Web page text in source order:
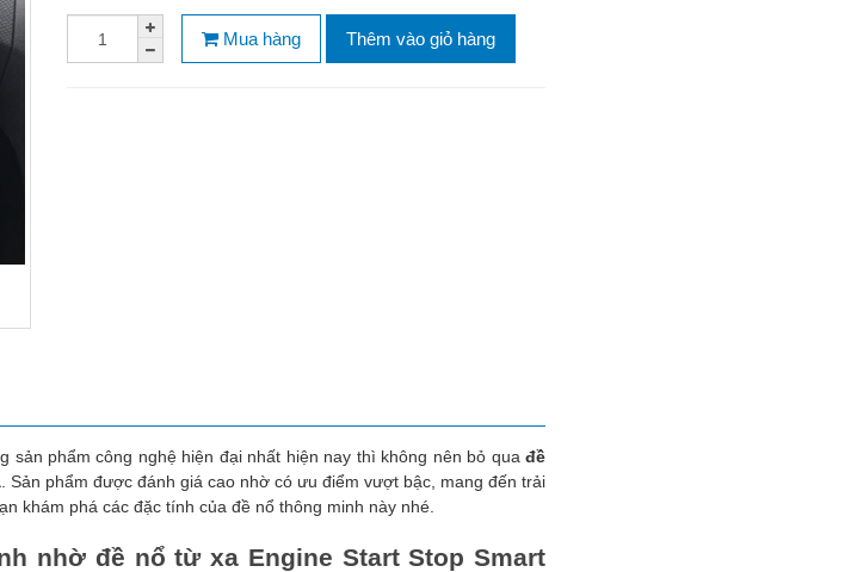
Mua hàng Thêm vào giỏ hàng
sản phẩm công nghệ hiện đại nhất hiện nay thì không nên bỏ qua đề
. Sản phẩm được đánh giá cao nhờ có ưu điểm vượt bậc, mang đến trải
khám phá các đặc tính của đề nổ thông minh này nhé.
nhờ đề nổ từ xa Engine Start Stop Smart